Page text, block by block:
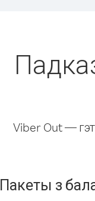
Viber Out —
Пакеты з